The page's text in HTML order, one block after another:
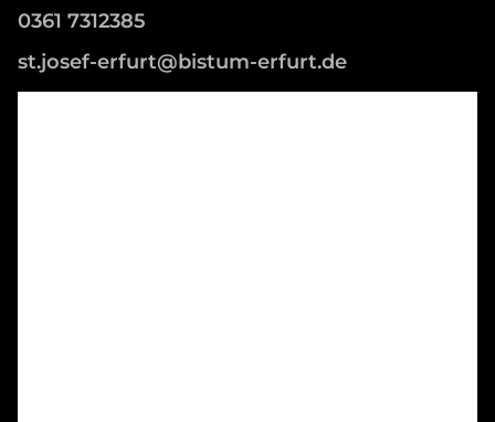
0361 7312385
st.josef-erfurt@bistum-erfurt.de